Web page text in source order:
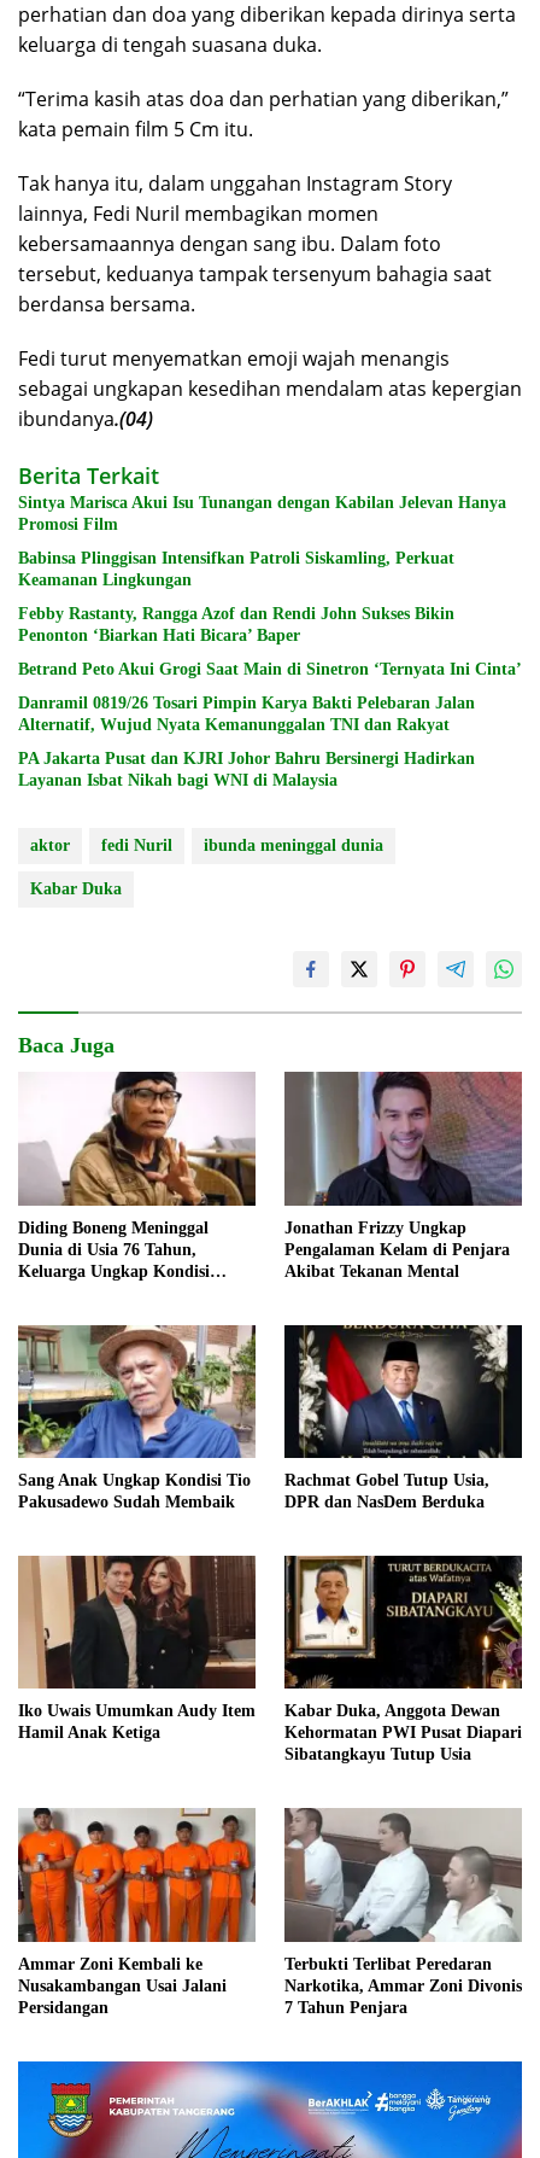
perhatian dan doa yang diberikan kepada dirinya serta
keluarga di tengah suasana duka.
“Terima kasih atas doa dan perhatian yang diberikan,”
kata pemain film 5 Cm itu.
Tak hanya itu, dalam unggahan Instagram Story
lainnya, Fedi Nuril membagikan momen
kebersamaannya dengan sang ibu. Dalam foto
tersebut, keduanya tampak tersenyum bahagia saat
berdansa bersama.
Fedi turut menyematkan emoji wajah menangis
sebagai ungkapan kesedihan mendalam atas kepergian
ibundanya.(04)
Berita Terkait
Sintya Marisca Akui Isu Tunangan dengan Kabilan Jelevan Hanya
Promosi Film
Babinsa Plinggisan Intensifkan Patroli Siskamling, Perkuat
Keamanan Lingkungan
Febby Rastanty, Rangga Azof dan Rendi John Sukses Bikin
Penonton ‘Biarkan Hati Bicara’ Baper
Betrand Peto Akui Grogi Saat Main di Sinetron ‘Ternyata Ini Cinta’
Danramil 0819/26 Tosari Pimpin Karya Bakti Pelebaran Jalan
Alternatif, Wujud Nyata Kemanunggalan TNI dan Rakyat
PA Jakarta Pusat dan KJRI Johor Bahru Bersinergi Hadirkan
Layanan Isbat Nikah bagi WNI di Malaysia
aktor fedi Nuril ibunda meninggal dunia
Kabar Duka
Baca Juga
Diding Boneng Meninggal
Dunia di Usia 76 Tahun,
Keluarga Ungkap Kondisi
Jonathan Frizzy Ungkap
Pengalaman Kelam di Penjara
Akibat Tekanan Mental
Sang Anak Ungkap Kondisi Tio
Pakusadewo Sudah Membaik
Rachmat Gobel Tutup Usia,
DPR dan NasDem Berduka
Iko Uwais Umumkan Audy Item
Hamil Anak Ketiga
Kabar Duka, Anggota Dewan
Kehormatan PWI Pusat Diapari
Sibatangkayu Tutup Usia
Ammar Zoni Kembali ke
Nusakambangan Usai Jalani
Persidangan
Terbukti Terlibat Peredaran
Narkotika, Ammar Zoni Divonis
7 Tahun Penjara